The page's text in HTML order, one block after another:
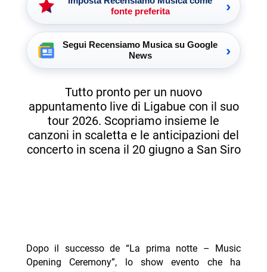
fonte preferita
›
Segui Recensiamo Musica su Google
News
›
Tutto pronto per un nuovo
appuntamento live di Ligabue con il suo
tour 2026. Scopriamo insieme le
canzoni in scaletta e le anticipazioni del
concerto in scena il 20 giugno a San Siro
Dopo il successo de “La prima notte – Music
Opening Ceremony”, lo show evento che ha